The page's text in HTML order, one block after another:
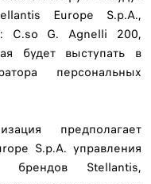
Europe S.p.A.,
C.so G. Agnelli 200,
будет выступать в
персональных
предполагает
S.p.A. управления
брендов Stellantis,